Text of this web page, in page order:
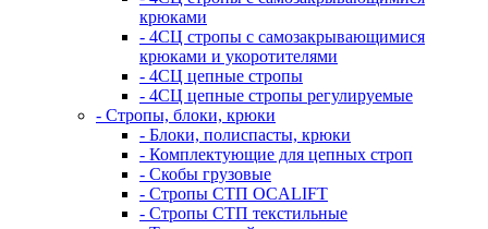
крюками
- 4СЦ стропы с самозакрывающимися
крюками и укоротителями
- 4СЦ цепные стропы
- 4СЦ цепные стропы регулируемые
- Стропы, блоки, крюки
- Блоки, полиспасты, крюки
- Комплектующие для цепных строп
- Скобы грузовые
- Стропы СТП OCALIFT
- Стропы СТП текстильные